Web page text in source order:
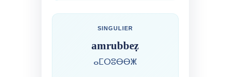
SINGULIER
amrubbeẓ
ⴰⵎⵔⵓⴱⴱⵥ